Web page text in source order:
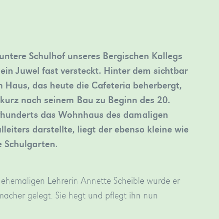
Schulhof unseres Bergischen Kollegs
Juwel fast versteckt. Hinter dem sichtbar
Haus, das heute die Cafeteria beherbergt,
nach seinem Bau zu Beginn des 20.
das Wohnhaus des damaligen
darstellte, liegt der ebenso kleine wie
Schulgarten.
Lehrerin Annette Scheible wurde er
gelegt. Sie hegt und pflegt ihn nun